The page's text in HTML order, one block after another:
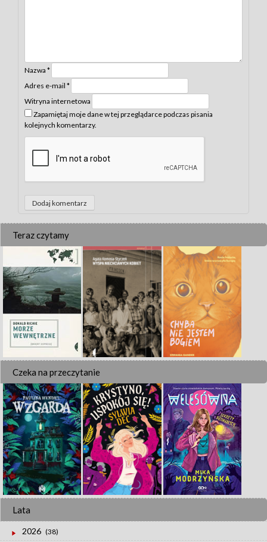
Nazwa *
Adres e-mail *
Witryna internetowa
Zapamiętaj moje dane w tej przeglądarce podczas pisania
kolejnych komentarzy.
Teraz czytamy
Czeka na przeczytanie
Lata
2026 (38)